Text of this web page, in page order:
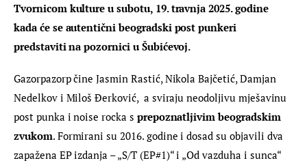
Tvornicom kulture u subotu, 19. travnja 2025. godine
kada će se autentični beogradski post punkeri
predstaviti na pozornici u Šubićevoj.
Gazorpazorp čine Jasmin Rastić, Nikola Bajčetić, Damjan
Nedelkov i Miloš Đerković,  a sviraju neodoljivu mješavinu
post punka i noise rocka s prepoznatljivim beogradskim
zvukom. Formirani su 2016. godine i dosad su objavili dva
zapažena EP izdanja – „S/T (EP#1)“ i „Od vazduha i sunca“